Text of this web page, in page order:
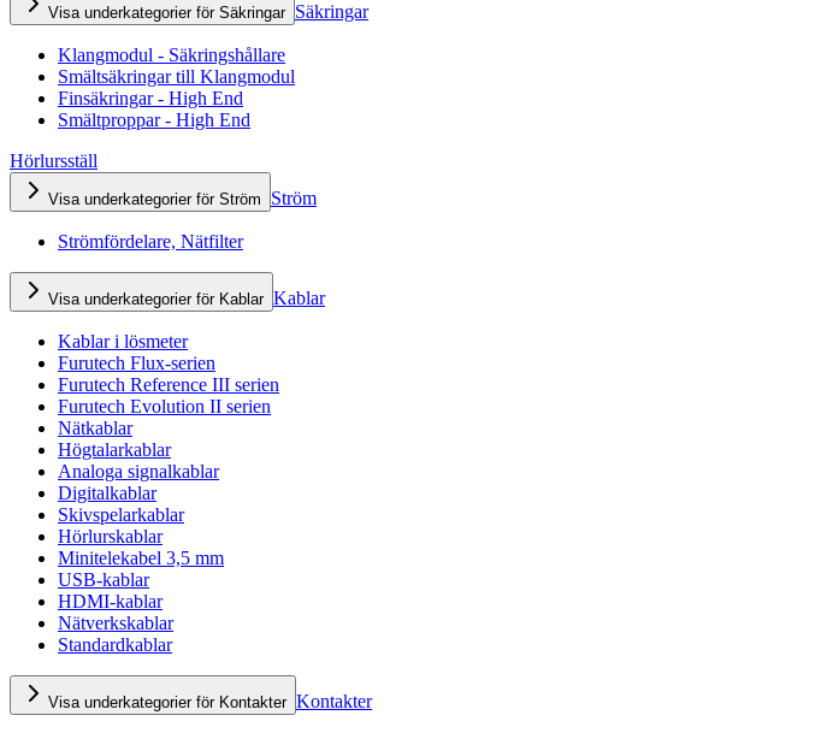
Visa underkategorier för Säkringar Säkringar
Klangmodul - Säkringshållare
Smältsäkringar till Klangmodul
Finsäkringar - High End
Smältproppar - High End
Hörlursställ
Visa underkategorier för Ström Ström
Strömfördelare, Nätfilter
Visa underkategorier för Kablar Kablar
Kablar i lösmeter
Furutech Flux-serien
Furutech Reference III serien
Furutech Evolution II serien
Nätkablar
Högtalarkablar
Analoga signalkablar
Digitalkablar
Skivspelarkablar
Hörlurskablar
Minitelekabel 3,5 mm
USB-kablar
HDMI-kablar
Nätverkskablar
Standardkablar
Visa underkategorier för Kontakter Kontakter